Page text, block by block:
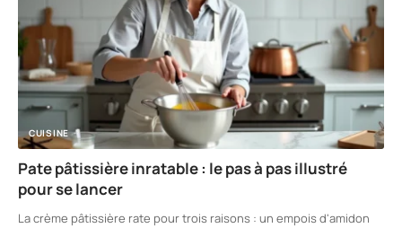
CUISINE
Pate pâtissière inratable : le pas à pas illustré
pour se lancer
La crème pâtissière rate pour trois raisons : un empois d'amidon